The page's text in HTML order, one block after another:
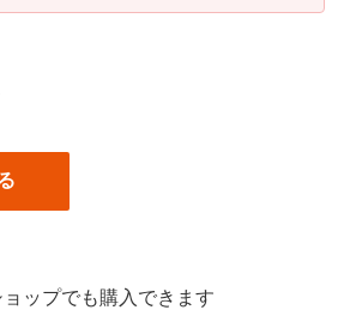
ップでも購入できます